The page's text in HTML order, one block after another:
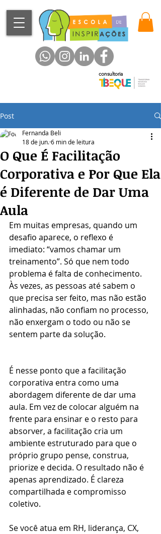
consultoria
Post
O Que É Facilitação
Corporativa e Por Que Ela
é Diferente de Dar Uma
Aula
Fernanda Beli
18 de jun.6 min de leitura
Em muitas empresas, quando um
desafio aparece, o reflexo é
imediato: “vamos chamar um
treinamento”. Só que nem todo
problema é falta de conhecimento.
Às vezes, as pessoas até sabem o
que precisa ser feito, mas não estão
alinhadas, não confiam no processo,
não enxergam o todo ou não se
sentem parte da solução.
É nesse ponto que a facilitação
corporativa entra como uma
abordagem diferente de dar uma
aula. Em vez de colocar alguém na
frente para ensinar e o resto para
absorver, a facilitação cria um
ambiente estruturado para que o
próprio grupo pense, construa,
priorize e decida. O resultado não é
apenas aprendizado. É clareza
compartilhada e compromisso
coletivo.
Se você atua em RH, liderança, CX,